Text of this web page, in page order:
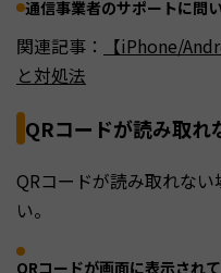
通信事業者のサポートに問
関連記事：
【iPhone/
と対処法
QRコードが読み取れ
QRコードが読み取れな
い。
QRコードが画面に表示され